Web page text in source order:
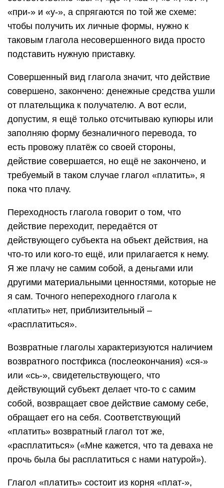
«при-» и «у-», а спрягаются по той же схеме:
чтобы получить их личные формы, нужно к
таковым глагола несовершенного вида просто
подставить нужную приставку.
Совершенный вид глагола значит, что действие
совершено, закончено: денежные средства ушли
от плательщика к получателю. А вот если,
допустим, я ещё только отсчитываю купюры или
заполняю форму безналичного перевода, то
есть провожу платёж со своей стороны,
действие совершается, но ещё не закончено, и
требуемый в таком случае глагол «платить», я
пока что плачу.
Переходность глагола говорит о том, что
действие переходит, передаётся от
действующего субъекта на объект действия, на
что-то или кого-то ещё, или прилагается к нему.
Я же плачу не самим собой, а деньгами или
другими материальными ценностями, которые не
я сам. Точного непереходного глагола к
«платить» нет, приблизительный –
«расплатиться».
Возвратные глаголы характеризуются наличием
возвратного постфикса (послеокончания) «ся-»
или «сь-», свидетельствующего, что
действующий субъект делает что-то с самим
собой, возвращает свое действие самому себе,
обращает его на себя. Соответствующий
«платить» возвратный глагол тот же,
«расплатиться» («Мне кажется, что та деваха не
прочь была бы расплатиться с нами натурой»).
Глагол «платить» состоит из корня «плат-»,